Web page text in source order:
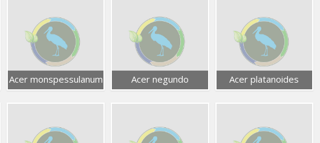
Acer monspessulanum Acer negundo Acer platanoides